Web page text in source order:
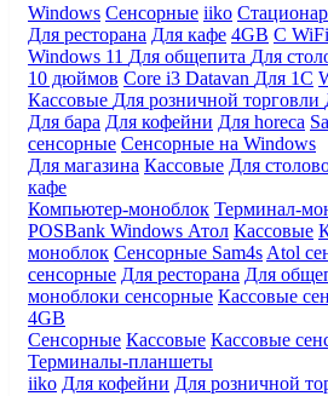
Windows Сенсорные iiko
Для ресторана Для кафе 4GB С WiFi
Windows 11 Для общепита Для
10 дюймов Core i3 Datavan Для 1С
Кассовые Для розничной торговли
Для бара Для кофейни Для horeca
сенсорные Сенсорные на Windows
Для магазина Кассовые Для
кафе
Компьютер-моноблок Терминал-
POSBank Windows Атол Кассовые
моноблок Сенсорные Sam4s Atol
сенсорные Для ресторана Для
моноблоки сенсорные Кассовые
4GB
Сенсорные Кассовые Кассовые
Терминалы-планшеты
iiko Для кофейни Для розничной